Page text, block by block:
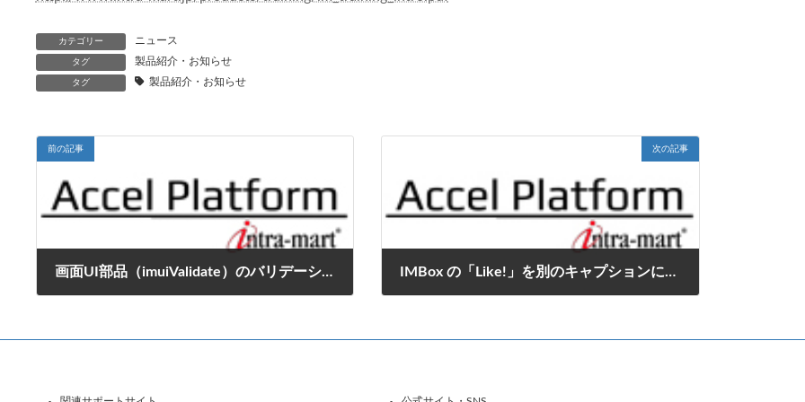
カテゴリー ニュース
タグ 製品紹介・お知らせ
タグ 製品紹介・お知らせ
前の記事
画面UI部品（imuiValidate）のバリデーションメッセージを任意の場所に表示する方法
次の記事
IMBox の「Like!」を別のキャプションにする方法